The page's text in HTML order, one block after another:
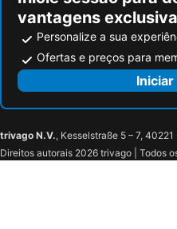
vantagens
Personalize a sua
Ofertas e preços para
trivago N.V., Kesselstraße 5 – 7,
Direitos autorais 2026 trivago | Todos